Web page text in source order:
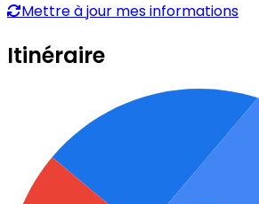
Mettre à jour mes informations
Itinéraire